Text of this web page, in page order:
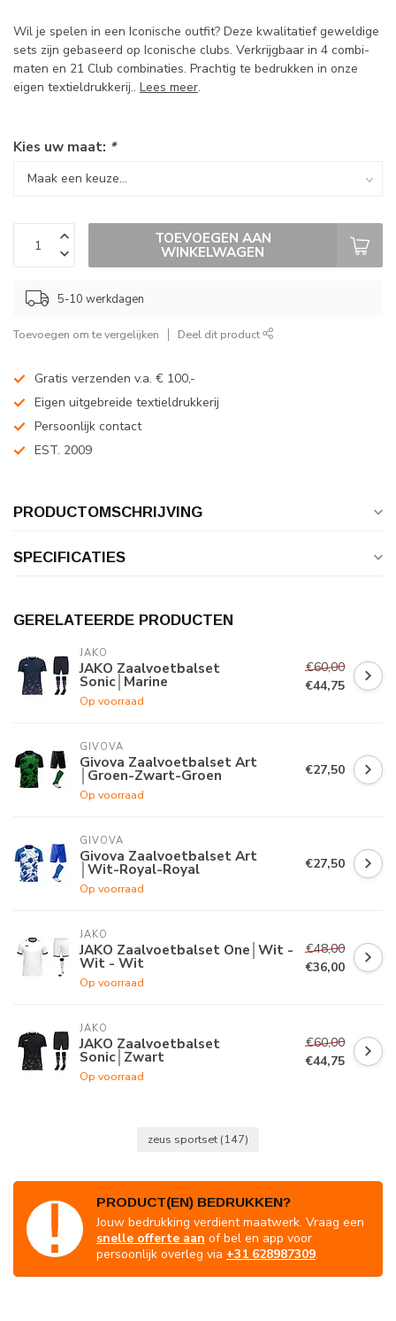
Wil je spelen in een Iconische outfit? Deze kwalitatief geweldige
sets zijn gebaseerd op Iconische clubs. Verkrijgbaar in 4 combi-
maten en 21 Club combinaties. Prachtig te bedrukken in onze
eigen textieldrukkerij.. Lees meer.
Kies uw maat: *
TOEVOEGEN AAN
WINKELWAGEN
5-10 werkdagen
Toevoegen om te vergelijken Deel dit product
Gratis verzenden v.a. € 100,-
Eigen uitgebreide textieldrukkerij
Persoonlijk contact
EST. 2009
PRODUCTOMSCHRIJVING
SPECIFICATIES
GERELATEERDE PRODUCTEN
JAKO
JAKO Zaalvoetbalset
Sonic│Marine
Op voorraad
€60,00
€44,75
GIVOVA
Givova Zaalvoetbalset Art
│Groen-Zwart-Groen
Op voorraad
€27,50
GIVOVA
Givova Zaalvoetbalset Art
│Wit-Royal-Royal
Op voorraad
€27,50
JAKO
JAKO Zaalvoetbalset One│Wit -
Wit - Wit
Op voorraad
€48,00
€36,00
JAKO
JAKO Zaalvoetbalset
Sonic│Zwart
Op voorraad
€60,00
€44,75
zeus sportset (147)
PRODUCT(EN) BEDRUKKEN?
Jouw bedrukking verdient maatwerk. Vraag een
snelle offerte aan of bel en app voor
persoonlijk overleg via +31 628987309.